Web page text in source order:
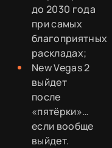
до 2030 года
при самых
благоприятных
раскладах;
New Vegas 2
выйдет
после
«пятёрки»…
если вообще
выйдет.